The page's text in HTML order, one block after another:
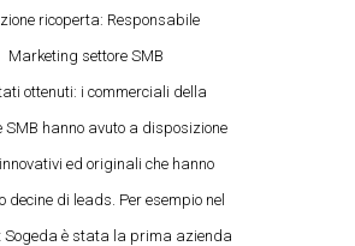
ricoperta: Responsabile
Marketing settore SMB
ottenuti: i commerciali della
SMB hanno avuto a disposizione
ed originali che hanno
decine di leads. Per esempio nel
Sogeda è stata la prima azienda